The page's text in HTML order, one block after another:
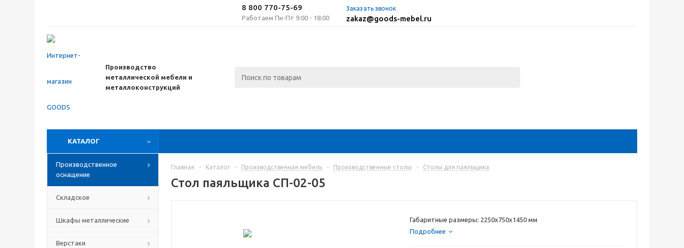
8 800 770-75-69
Работаем Пн-Пт 9:00 - 18:00
Заказать звонок
zakaz@goods-mebel.ru
Производство
металлической мебели и
металлоконструкций
КАТАЛОГ
Производственное
оснащение
Складское
Шкафы металлические
Верстаки
Главная - Каталог - Производственная мебель - Производственные столы - Столы для паяльщика
Стол паяльщика СП-02-05
Габаритные размеры: 2250х750х1450 мм
Подробнее